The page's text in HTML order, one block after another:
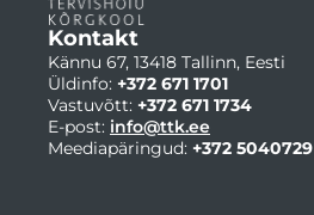
Kontakt
Kännu 67, 13418 Tallinn, Eesti
Üldinfo: +372 671 1701
Vastuvõtt: +372 671 1734
E-post: info@ttk.ee
Meediapäringud: +372 5040729